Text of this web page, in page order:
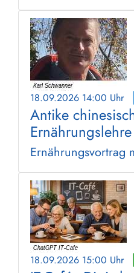
18.09.2026 14:00 Uhr
Antike
Ernährungsvortrag
18.09.2026 15:00 Uhr